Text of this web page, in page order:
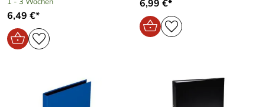
6,49 €*
6,99 €*